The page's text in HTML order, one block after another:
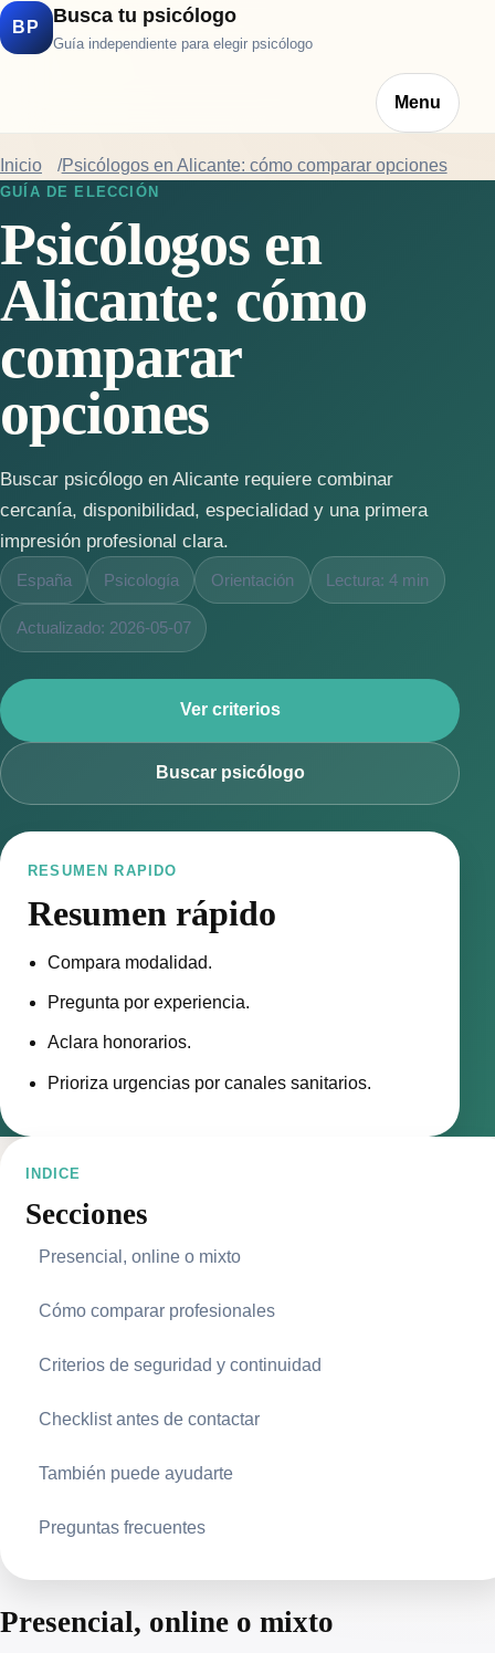
BP
Busca tu psicólogo
Guía independiente para elegir psicólogo
Menu
Inicio Psicólogos en Alicante: cómo comparar opciones
GUÍA DE ELECCIÓN
Psicólogos en
Alicante: cómo
comparar
opciones
Buscar psicólogo en Alicante requiere combinar
cercanía, disponibilidad, especialidad y una primera
impresión profesional clara.
España Psicología Orientación Lectura: 4 min
Actualizado: 2026-05-07
Ver criterios
Buscar psicólogo
RESUMEN RAPIDO
Resumen rápido
Compara modalidad.
Pregunta por experiencia.
Aclara honorarios.
Prioriza urgencias por canales sanitarios.
INDICE
Secciones
Presencial, online o mixto
Cómo comparar profesionales
Criterios de seguridad y continuidad
Checklist antes de contactar
También puede ayudarte
Preguntas frecuentes
Presencial, online o mixto